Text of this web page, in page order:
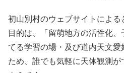
初山別村のウェブサイトによ
目的は、「留萌地方の活性化
てる学習の場・及び道内天文
ため、誰でも気軽に天体観測